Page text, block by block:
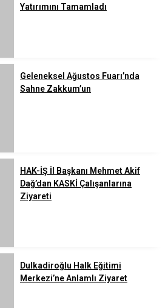
Yatırımını Tamamladı
Geleneksel Ağustos Fuarı’nda
Sahne Zakkum’un
HAK-İŞ İl Başkanı Mehmet Akif
Dağ’dan KASKİ Çalışanlarına
Ziyareti
Dulkadiroğlu Halk Eğitimi
Merkezi’ne Anlamlı Ziyaret